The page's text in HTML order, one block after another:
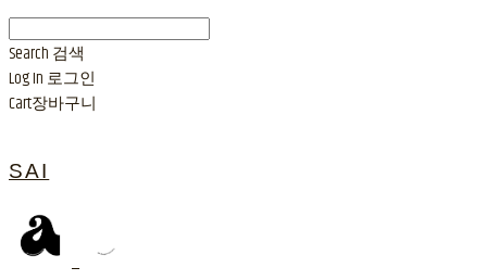
Search 검색
Log In 로그인
Cart장바구니
SAI